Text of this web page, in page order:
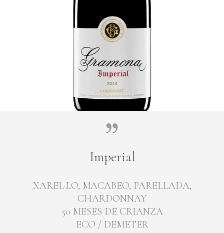
Imperial
XAREL·LO, MACABEO, PARELLADA,
CHARDONNAY
50 MESES DE CRIANZA
ECO / DEMETER